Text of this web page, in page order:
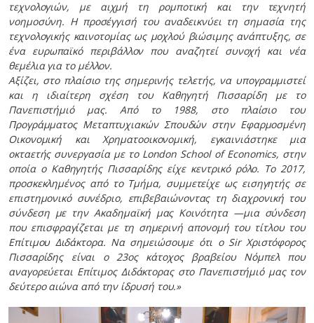
τεχνολογιών, με αιχμή τη ρομποτική και την τεχνητή
νοημοσύνη. Η προσέγγισή του αναδεικνύει τη σημασία της
τεχνολογικής καινοτομίας ως μοχλού βιώσιμης ανάπτυξης, σε
ένα ευρωπαϊκό περιβάλλον που αναζητεί συνοχή και νέα
θεμέλια για το μέλλον.
Αξίζει, στο πλαίσιο της σημερινής τελετής, να υπογραμμιστεί
και η ιδιαίτερη σχέση του Καθηγητή Πισσαρίδη με το
Πανεπιστήμιό μας. Από το 1988, στο πλαίσιο του
Προγράμματος Μεταπτυχιακών Σπουδών στην Εφαρμοσμένη
Οικονομική και Χρηματοοικονομική, εγκαινιάστηκε μια
οκταετής συνεργασία με το London School of Economics, στην
οποία ο Καθηγητής Πισσαρίδης είχε κεντρικό ρόλο. Το 2017,
προσκεκλημένος από το Τμήμα, συμμετείχε ως εισηγητής σε
επιστημονικό συνέδριο, επιβεβαιώνοντας τη διαχρονική του
σύνδεση με την Ακαδημαϊκή μας Κοινότητα —μια σύνδεση
που επισφραγίζεται με τη σημερινή απονομή του τίτλου του
Επίτιμου Διδάκτορα. Να σημειώσουμε ότι ο Sir Χριστόφορος
Πισσαρίδης είναι ο 23ος κάτοχος βραβείου Νόμπελ που
αναγορεύεται Επίτιμος Διδάκτορας στο Πανεπιστήμιό μας τον
δεύτερο αιώνα από την ίδρυσή του.»